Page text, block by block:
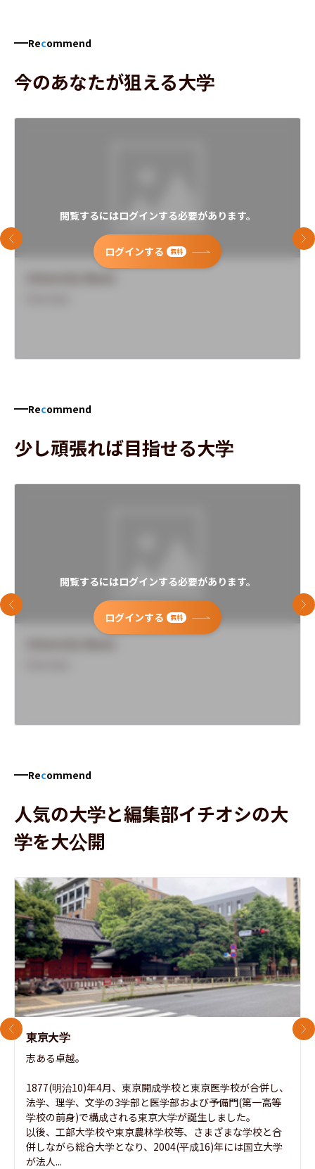
Recommend
今のあなたが狙える大学
閲覧するにはログインする必要があります。
ログインする 無料
前のスライド 次
Recommend
少し頑張れば目指せる大学
閲覧するにはログインする必要があります。
ログインする 無料
前のスライド 次
Recommend
人気の大学と編集部イチオシの大
学を大公開
東京大学
志ある卓越。
1877(明治10)年4月、東京開成学校と東京医学校が合併し、
法学、理学、文学の3学部と医学部および予備門(第一高等
学校の前身)で構成される東京大学が誕生しました。
以後、工部大学校や東京農林学校等、さまざまな学校と合
併しながら総合大学となり、2004(平成16)年には国立大学
が法人...
前のスライド 次